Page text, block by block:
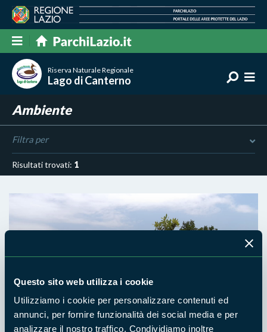
Questo sito web utilizza i cookie
Utilizziamo i cookie per personalizzare contenuti ed
annunci, per fornire funzionalità dei social media e per
analizzare il nostro traffico. Condividiamo inoltre
Riserva Naturale Regionale
Lago di Canterno
Ambiente
Filtra per
Risultati trovati: 1
Ragazzi del liceo di Cassino (Fr)